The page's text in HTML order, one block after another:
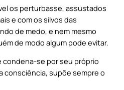
os perturbasse, assustados
e com os silvos das
de medo, e nem mesmo
de modo algum pode evitar.
condena-se por seu próprio
consciência, supõe sempre o